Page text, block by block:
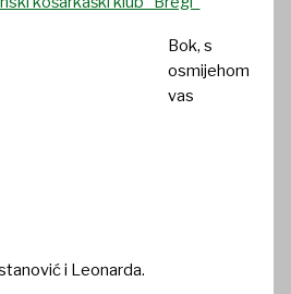
Bok, s
osmijehom
vas
i Leonarda.